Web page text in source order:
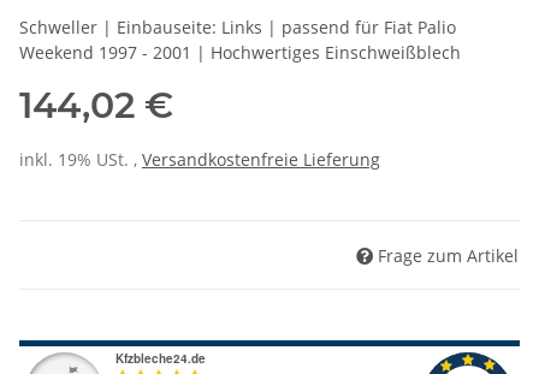
Schweller | Einbauseite: Links | passend für Fiat Palio
Weekend 1997 - 2001 | Hochwertiges Einschweißblech
144,02 €
inkl. 19% USt. , Versandkostenfreie Lieferung
Frage zum Artikel